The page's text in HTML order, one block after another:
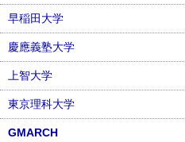
早稲田大学
慶應義塾大学
上智大学
東京理科大学
GMARCH